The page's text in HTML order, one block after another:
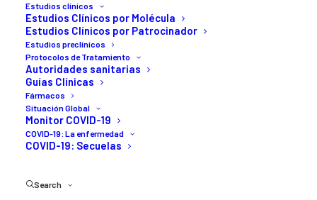
Estudios clínicos
Estudios Clínicos por Molécula
Estudios Clínicos por Patrocinador
Estudios preclínicos
Protocolos de Tratamiento
Autoridades sanitarias
Guías Clínicas
Fármacos
Situación Global
Monitor COVID-19
COVID-19: La enfermedad
COVID-19: Secuelas
Search
4 MAYO, 2022
Terapiainnovadora
lesiones
vertebral
deinteligencia
artificial